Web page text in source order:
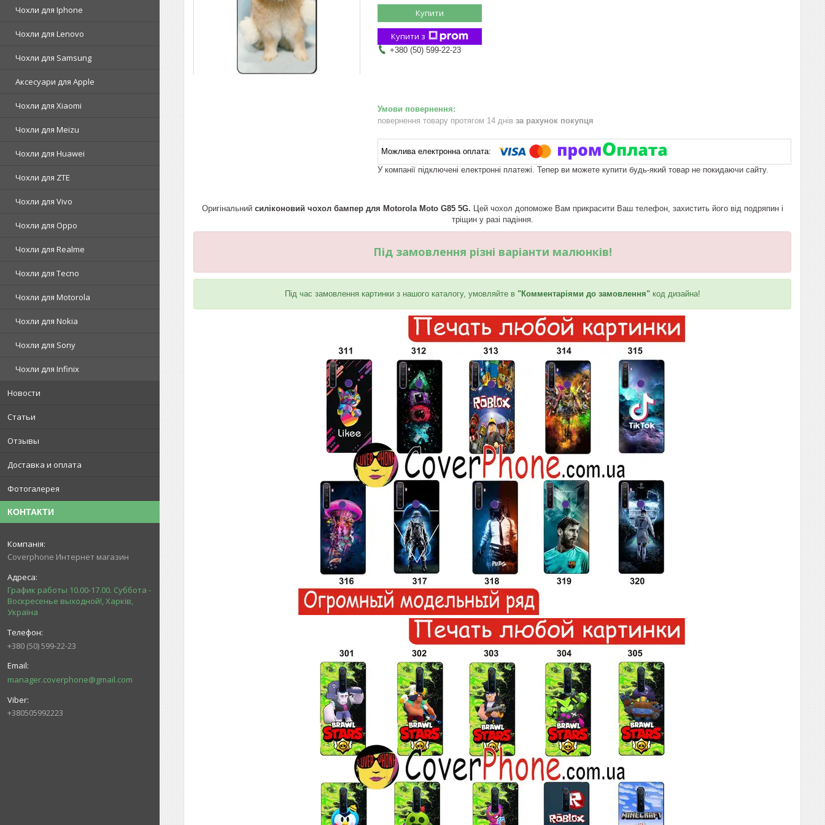
Чохли для Iphone
Чохли для Lenovo
Чохли для Samsung
Аксесуари для Apple
Чохли для Xiaomi
Чохли для Meizu
Чохли для Huawei
Чохли для ZTE
Чохли для Vivo
Чохли для Oppo
Чохли для Realme
Чохли для Tecno
Чохли для Motorola
Чохли для Nokia
Чохли для Sony
Чохли для Infinix
Новости
Статьи
Отзывы
Доставка и оплата
Фотогалерея
КОНТАКТИ
Coverphone Интернет магазин
График работы 10.00-17.00. Суббота -
Воскресенье выходной!, Харків,
Україна
+380 (50) 599-22-23
manager.coverphone@gmail.com
+380505992223
Купити
Купити з
+380 (50) 599-22-23
повернення товару протягом 14 днів за рахунок покупця
У компанії підключені електронні платежі. Тепер ви можете купити будь-який товар не покидаючи сайту.
Оригінальний силіконовий чохол бампер для Motorola Moto G85 5G. Цей чохол допоможе Вам прикрасити Ваш телефон, захистить його від подряпин і
тріщин у разі падіння.
Під замовлення різні варіанти малюнків!
Під час замовлення картинки з нашого каталогу, умовляйте в "Комментаріями до замовлення"код дизайна!